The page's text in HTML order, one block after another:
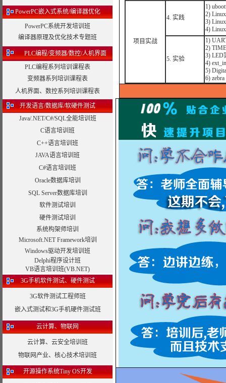
PowerPC嵌入式系统/编译器优化
PowerPC系统开发培训班
编译器原理及优化技术专题班
PLC编程/变频器/数控/人机界面
PLC编程系列培训课程表
变频器系列培训课程表
人机界面、数控系列培训课程表
开发语言/数据库/软硬件测试
Java/.NET/C#/SQL全能培训班
C语言培训班
C++语言培训班
JAVA语言培训班
C#语言培训班
Oracle数据库培训
SQL Server数据库培训
软件测试培训
硬件测试培训
系统构架师培训
Microsoft.NET Framework培训
Windows驱动开发培训班
Delphi程序设计班
VB语言培训班(VB.NET)
3G手机软件测试、硬件测试
3G软件测试工程师班
嵌入式测试和3G手机硬件测试班
云计算、物联网
云计算、云安全培训班
物联网产业、核心技术培训班
开源操作系统Tiny OS开发
项目实战
4. 实践
1)
2)
3)
4)
5. 实验
1)
2)
3) LED
4)
5)
6)